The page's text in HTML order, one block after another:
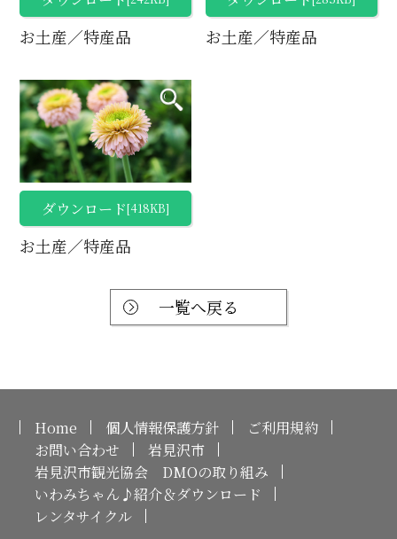
お土産／特産品 お土産／特産品
ダウンロード[418KB]
お土産／特産品
一覧へ戻る
Home 個人情報保護方針
ご利用規約
お問い合わせ
岩見沢市
岩見沢市観光協会 DMOの取り組み
いわみちゃん♪紹介＆ダウンロード
レンタサイクル